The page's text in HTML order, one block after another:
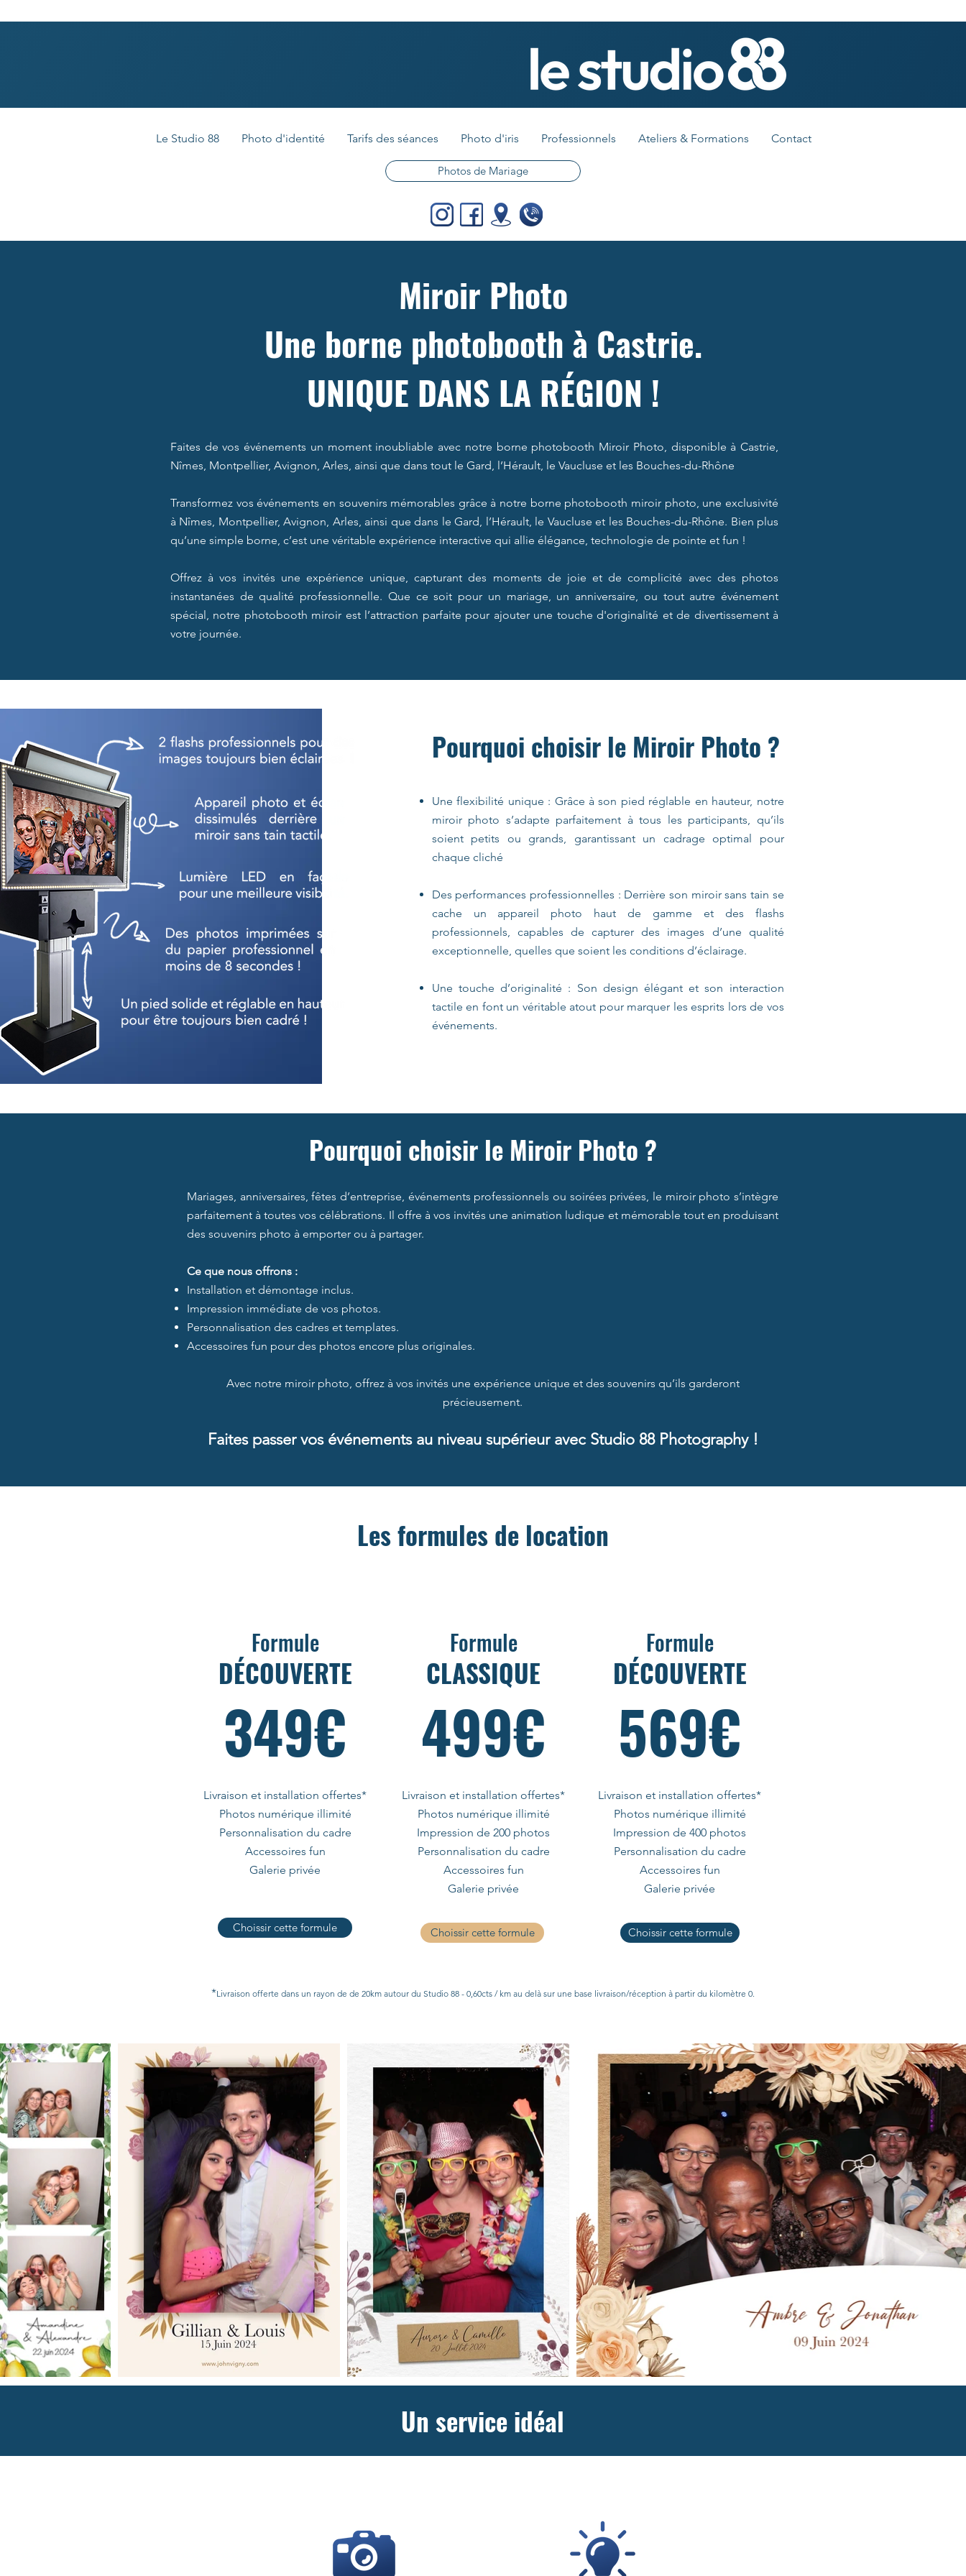
Le Studio 88 Photo d'identité Tarifs des séances Photo d'iris Professionnels Ateliers & Formations Contact
Photos de Mariage
Miroir Photo
Une borne photobooth à Castrie.
UNIQUE DANS LA RÉGION !
Faites de vos événements un moment inoubliable avec notre borne photobooth Miroir Photo, disponible à Castrie,
Nîmes, Montpellier, Avignon, Arles, ainsi que dans tout le Gard, l’Hérault, le Vaucluse et les Bouches-du-Rhône
Transformez vos événements en souvenirs mémorables grâce à notre borne photobooth miroir photo, une exclusivité
à Nîmes, Montpellier, Avignon, Arles, ainsi que dans le Gard, l’Hérault, le Vaucluse et les Bouches-du-Rhône. Bien plus
qu’une simple borne, c’est une véritable expérience interactive qui allie élégance, technologie de pointe et fun !
Offrez à vos invités une expérience unique, capturant des moments de joie et de complicité avec des photos
instantanées de qualité professionnelle. Que ce soit pour un mariage, un anniversaire, ou tout autre événement
spécial, notre photobooth miroir est l’attraction parfaite pour ajouter une touche d'originalité et de divertissement à
votre journée.
Pourquoi choisir le Miroir Photo ?
Une flexibilité unique : Grâce à son pied réglable en hauteur, notre
miroir photo s’adapte parfaitement à tous les participants, qu’ils
soient petits ou grands, garantissant un cadrage optimal pour
chaque cliché
Des performances professionnelles : Derrière son miroir sans tain se
cache un appareil photo haut de gamme et des flashs
professionnels, capables de capturer des images d’une qualité
exceptionnelle, quelles que soient les conditions d’éclairage.
Une touche d’originalité : Son design élégant et son interaction
tactile en font un véritable atout pour marquer les esprits lors de vos
événements.
Pourquoi choisir le Miroir Photo ?
Mariages, anniversaires, fêtes d’entreprise, événements professionnels ou soirées privées, le miroir photo s’intègre
parfaitement à toutes vos célébrations. Il offre à vos invités une animation ludique et mémorable tout en produisant
des souvenirs photo à emporter ou à partager.
Ce que nous offrons :
Installation et démontage inclus.
Impression immédiate de vos photos.
Personnalisation des cadres et templates.
Accessoires fun pour des photos encore plus originales.
Avec notre miroir photo, offrez à vos invités une expérience unique et des souvenirs qu’ils garderont
précieusement.
Faites passer vos événements au niveau supérieur avec Studio 88 Photography !
Les formules de location
Formule
DÉCOUVERTE
349€
Livraison et installation offertes*
Photos numérique illimité
Personnalisation du cadre
Accessoires fun
Galerie privée
Choissir cette formule
Formule
CLASSIQUE
499€
Livraison et installation offertes*
Photos numérique illimité
Impression de 200 photos
Personnalisation du cadre
Accessoires fun
Galerie privée
Choissir cette formule
Formule
DÉCOUVERTE
569€
Livraison et installation offertes*
Photos numérique illimité
Impression de 400 photos
Personnalisation du cadre
Accessoires fun
Galerie privée
Choissir cette formule
*Livraison offerte dans un rayon de de 20km autour du Studio 88 - 0,60cts / km au delà sur une base livraison/réception à partir du kilomètre 0.
Un service idéal